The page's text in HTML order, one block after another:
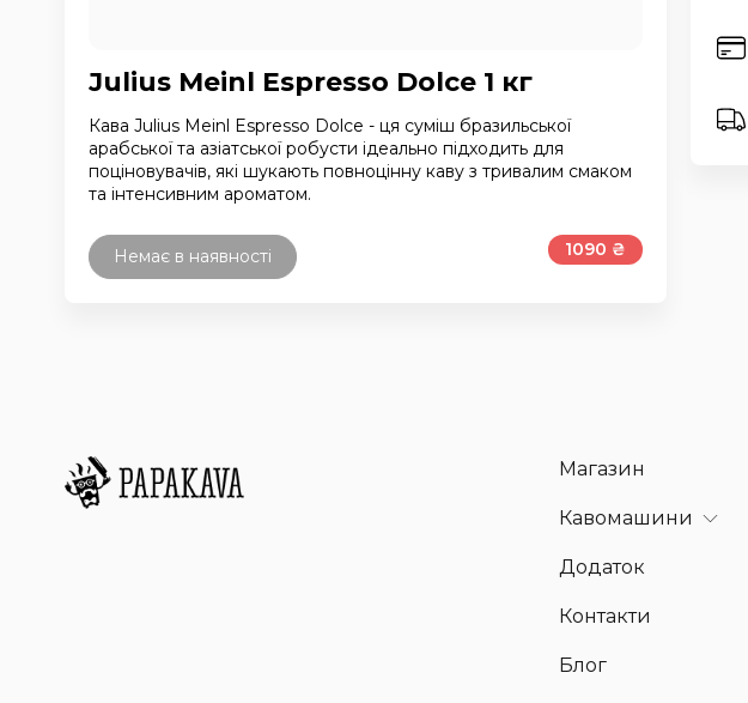
Julius Meinl Espresso Dolce 1 кг
Кава Julius Meinl Espresso Dolce - ця суміш бразильської
арабської та азіатської робусти ідеально підходить для
поціновувачів, які шукають повноцінну каву з тривалим смаком
та інтенсивним ароматом.
Немає в наявності 1090 ₴
Магазин
Кавомашини
Додаток
Контакти
Блог